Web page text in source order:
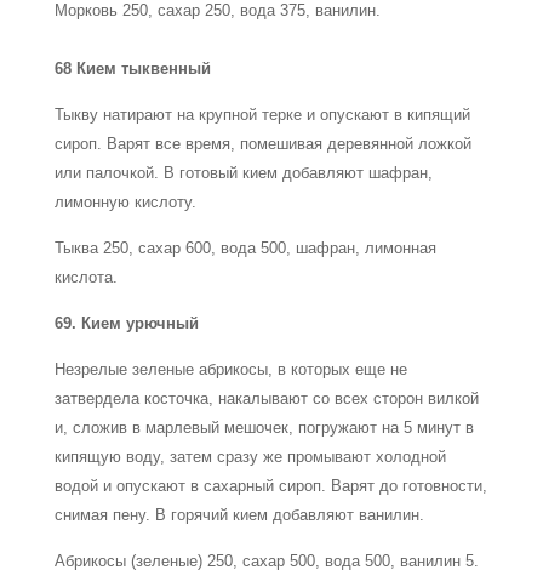
Морковь 250, сахар 250, вода 375, ванилин.
68 Кием тыквенный
Тыкву натирают на крупной терке и опускают в кипящий
сироп. Варят все время, помешивая деревянной ложкой
или палочкой. В готовый кием добавляют шафран,
лимонную кислоту.
Тыква 250, сахар 600, вода 500, шафран, лимонная
кислота.
69. Кием урючный
Незрелые зеленые абрикосы, в которых еще не
затвердела косточка, накалывают со всех сторон вилкой
и, сложив в марлевый мешочек, погружают на 5 минут в
кипящую воду, затем сразу же промывают холодной
водой и опускают в сахарный сироп. Варят до готовности,
снимая пену. В горячий кием добавляют ванилин.
Абрикосы (зеленые) 250, сахар 500, вода 500, ванилин 5.